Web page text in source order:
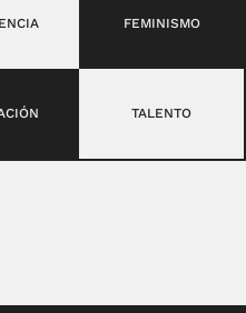
FEMINISMO
TALENTO